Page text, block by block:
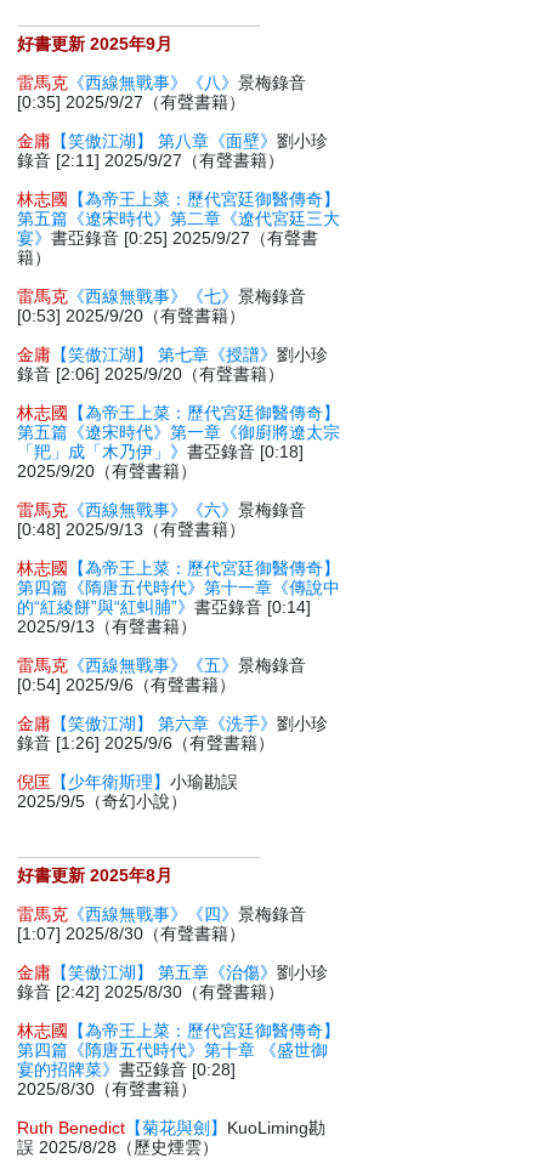
好書更新 2025年9月
雷馬克 《西線無戰事》《八》景梅錄音
[0:35] 2025/9/27（有聲書籍）
金庸 【笑傲江湖】 第八章《面壁》劉小珍
錄音 [2:11] 2025/9/27（有聲書籍）
林志國
【為帝王上菜：歷代宮廷御醫傳奇】
第五篇《遼宋時代》第二章《遼代宮廷三大
宴》書亞錄音 [0:25] 2025/9/27（有聲書
籍）
雷馬克 《西線無戰事》《七》景梅錄音
[0:53] 2025/9/20（有聲書籍）
金庸 【笑傲江湖】 第七章《授譜》劉小珍
錄音 [2:06] 2025/9/20（有聲書籍）
林志國
【為帝王上菜：歷代宮廷御醫傳奇】
第五篇《遼宋時代》第一章《御廚將遼太宗
「羓」成「木乃伊」》書亞錄音 [0:18]
2025/9/20（有聲書籍）
雷馬克 《西線無戰事》《六》景梅錄音
[0:48] 2025/9/13（有聲書籍）
林志國
【為帝王上菜：歷代宮廷御醫傳奇】
第四篇《隋唐五代時代》第十一章《傳說中
的“紅綾餅”與“紅虯脯”》書亞錄音 [0:14]
2025/9/13（有聲書籍）
雷馬克 《西線無戰事》《五》景梅錄音
[0:54] 2025/9/6（有聲書籍）
金庸 【笑傲江湖】 第六章《洗手》劉小珍
錄音 [1:26] 2025/9/6（有聲書籍）
倪匡 【少年衛斯理】小瑜勘誤
2025/9/5（奇幻小說）
好書更新 2025年8月
雷馬克 《西線無戰事》《四》景梅錄音
[1:07] 2025/8/30（有聲書籍）
金庸 【笑傲江湖】 第五章《治傷》劉小珍
錄音 [2:42] 2025/8/30（有聲書籍）
林志國
【為帝王上菜：歷代宮廷御醫傳奇】
第四篇《隋唐五代時代》第十章 《盛世御
宴的招牌菜》書亞錄音 [0:28]
2025/8/30（有聲書籍）
Ruth Benedict 【菊花與劍】 KuoLiming勘
誤 2025/8/28（歷史煙雲）